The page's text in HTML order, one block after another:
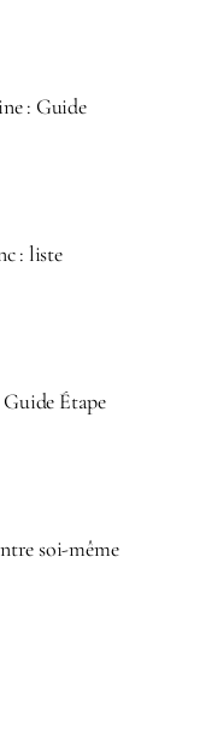
: Guide
: liste
Étape
soi-même